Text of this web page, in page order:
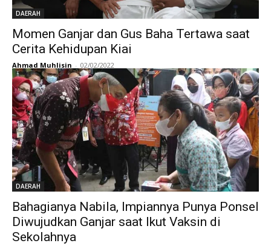
DAERAH
Momen Ganjar dan Gus Baha Tertawa saat
Cerita Kehidupan Kiai
Ahmad Muhlisin - 02/02/2022
DAERAH
Bahagianya Nabila, Impiannya Punya Ponsel
Diwujudkan Ganjar saat Ikut Vaksin di
Sekolahnya